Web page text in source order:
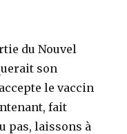
du Nouvel
son
le vaccin
fait
pas, laissons à